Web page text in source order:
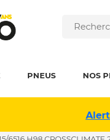
PNEUS NOS